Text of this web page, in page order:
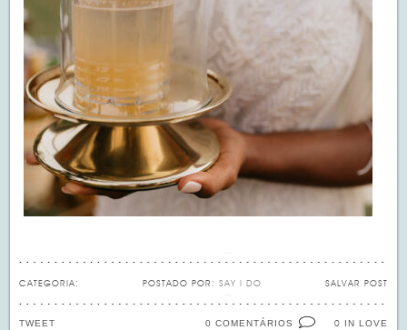
CATEGORIA: SALVAR POST
POSTADO POR: SAY I DO
0 IN LOVE
0 COMENTÁRIOS
TWEET